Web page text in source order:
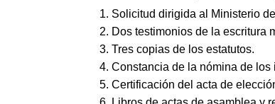
Solicitud dirigida al Ministerio
Dos testimonios de la escritura
Tres copias de los estatutos.
Constancia de la nómina de
Certificación del acta de